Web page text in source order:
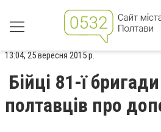
13:04, 25 вересня 2015 р.
Бійці 81-ї
полтавців про